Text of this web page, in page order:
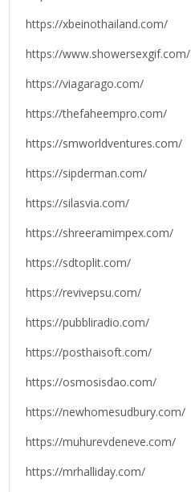
https://xbeinothailand.com/
https://www.showersexgif.com/
https://viagarago.com/
https://thefaheempro.com/
https://smworldventures.com/
https://sipderman.com/
https://silasvia.com/
https://shreeramimpex.com/
https://sdtoplit.com/
https://revivepsu.com/
https://pubbliradio.com/
https://posthaisoft.com/
https://osmosisdao.com/
https://newhomesudbury.com/
https://muhurevdeneve.com/
https://mrhalliday.com/